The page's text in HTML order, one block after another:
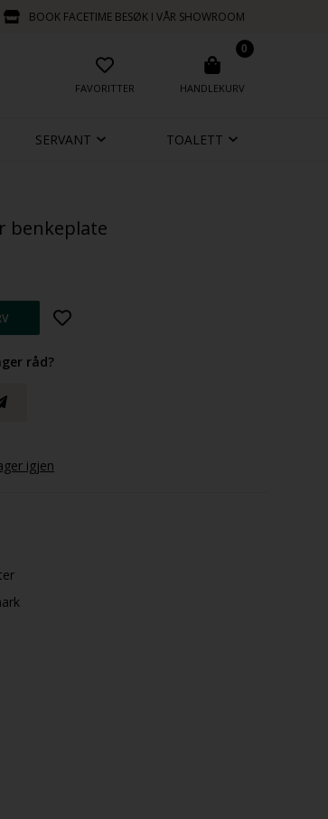
BOOK FACETIME BESØK I VÅR SHOWROOM
FAVORITTER
0
HANDLEKURV
SERVANT TOALETT
benkeplate
råd?
igjen